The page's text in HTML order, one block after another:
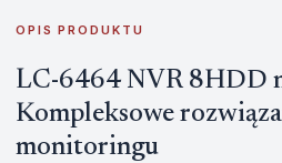
OPIS PRODUKTU
LC-6464 NVR 8HDD
Kompleksowe
monitoringu